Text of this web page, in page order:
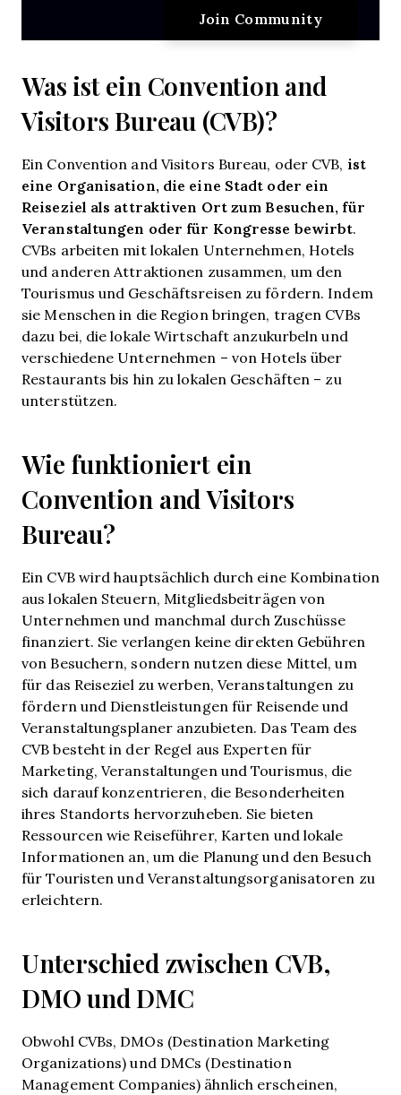
Was ist ein Convention and
Visitors Bureau (CVB)?
Ein Convention and Visitors Bureau, oder CVB, ist
eine Organisation, die eine Stadt oder ein
Reiseziel als attraktiven Ort zum Besuchen, für
Veranstaltungen oder für Kongresse bewirbt.
CVBs arbeiten mit lokalen Unternehmen, Hotels
und anderen Attraktionen zusammen, um den
Tourismus und Geschäftsreisen zu fördern. Indem
sie Menschen in die Region bringen, tragen CVBs
dazu bei, die lokale Wirtschaft anzukurbeln und
verschiedene Unternehmen – von Hotels über
Restaurants bis hin zu lokalen Geschäften – zu
unterstützen.
Wie funktioniert ein
Convention and Visitors
Bureau?
Ein CVB wird hauptsächlich durch eine Kombination
aus lokalen Steuern, Mitgliedsbeiträgen von
Unternehmen und manchmal durch Zuschüsse
finanziert. Sie verlangen keine direkten Gebühren
von Besuchern, sondern nutzen diese Mittel, um
für das Reiseziel zu werben, Veranstaltungen zu
fördern und Dienstleistungen für Reisende und
Veranstaltungsplaner anzubieten. Das Team des
CVB besteht in der Regel aus Experten für
Marketing, Veranstaltungen und Tourismus, die
sich darauf konzentrieren, die Besonderheiten
ihres Standorts hervorzuheben. Sie bieten
Ressourcen wie Reiseführer, Karten und lokale
Informationen an, um die Planung und den Besuch
für Touristen und Veranstaltungsorganisatoren zu
erleichtern.
Unterschied zwischen CVB,
DMO und DMC
Obwohl CVBs, DMOs (Destination Marketing
Organizations) und DMCs (Destination
Management Companies) ähnlich erscheinen,